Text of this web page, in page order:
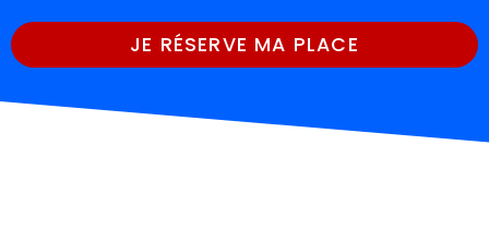
JE RÉSERVE MA PLACE